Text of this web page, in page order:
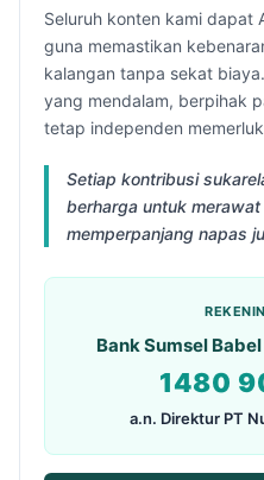
Seluruh konten kami dapat
guna memastikan
kalangan tanpa sekat
yang mendalam, berpihak
tetap independen
Setiap kontribusi
berharga untuk
memperpanjang napas
Bank Sumsel
1480
a.n. Direktur PT